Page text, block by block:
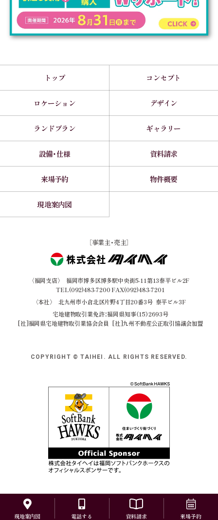
現地案内図 電話する 資料請求 来場予約
トップ コンセプト
ロケーション デザイン
ランドプラン ギャラリー
設備・仕様 資料請求
来場予約 物件概要
現地案内図
［事業主・売主］
〈福岡支店〉
福岡市博多区博多駅中央街5-11第13泰平ビル2F
TEL(092)483-7200 FAX(092)483-7201
〈本社〉
北九州市小倉北区片野4丁目20番3号 泰平ビル3F
宅地建物取引業免許：福岡県知事（15）2693号
[社]福岡県宅地建物取引業協会会員 [社]九州不動産公正取引協議会加盟
COPYRIGHT © TAIHEI. ALL RIGHTS RESERVED.